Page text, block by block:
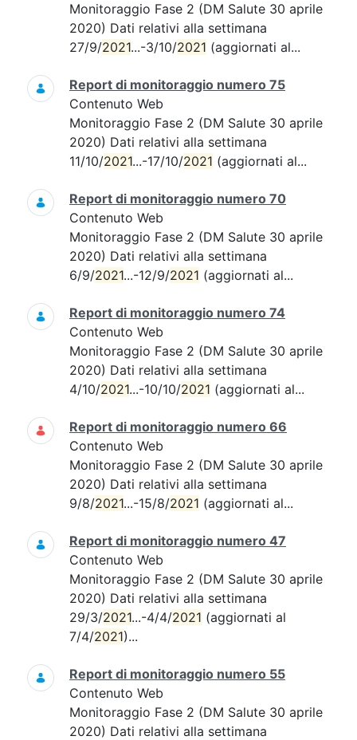
Monitoraggio Fase 2 (DM Salute 30 aprile
2020) Dati relativi alla settimana
27/9/2021...-3/10/2021 (aggiornati al...
Report di monitoraggio numero 75
Contenuto Web
Monitoraggio Fase 2 (DM Salute 30 aprile
2020) Dati relativi alla settimana
11/10/2021...-17/10/2021 (aggiornati al...
Report di monitoraggio numero 70
Contenuto Web
Monitoraggio Fase 2 (DM Salute 30 aprile
2020) Dati relativi alla settimana
6/9/2021...-12/9/2021 (aggiornati al...
Report di monitoraggio numero 74
Contenuto Web
Monitoraggio Fase 2 (DM Salute 30 aprile
2020) Dati relativi alla settimana
4/10/2021...-10/10/2021 (aggiornati al...
Report di monitoraggio numero 66
Contenuto Web
Monitoraggio Fase 2 (DM Salute 30 aprile
2020) Dati relativi alla settimana
9/8/2021...-15/8/2021 (aggiornati al...
Report di monitoraggio numero 47
Contenuto Web
Monitoraggio Fase 2 (DM Salute 30 aprile
2020) Dati relativi alla settimana
29/3/2021...-4/4/2021 (aggiornati al
7/4/2021)...
Report di monitoraggio numero 55
Contenuto Web
Monitoraggio Fase 2 (DM Salute 30 aprile
2020) Dati relativi alla settimana